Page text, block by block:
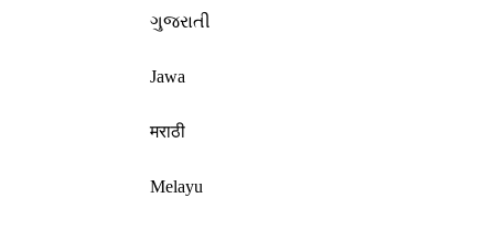
ગુજરાતી
Jawa
मराठी
Melayu